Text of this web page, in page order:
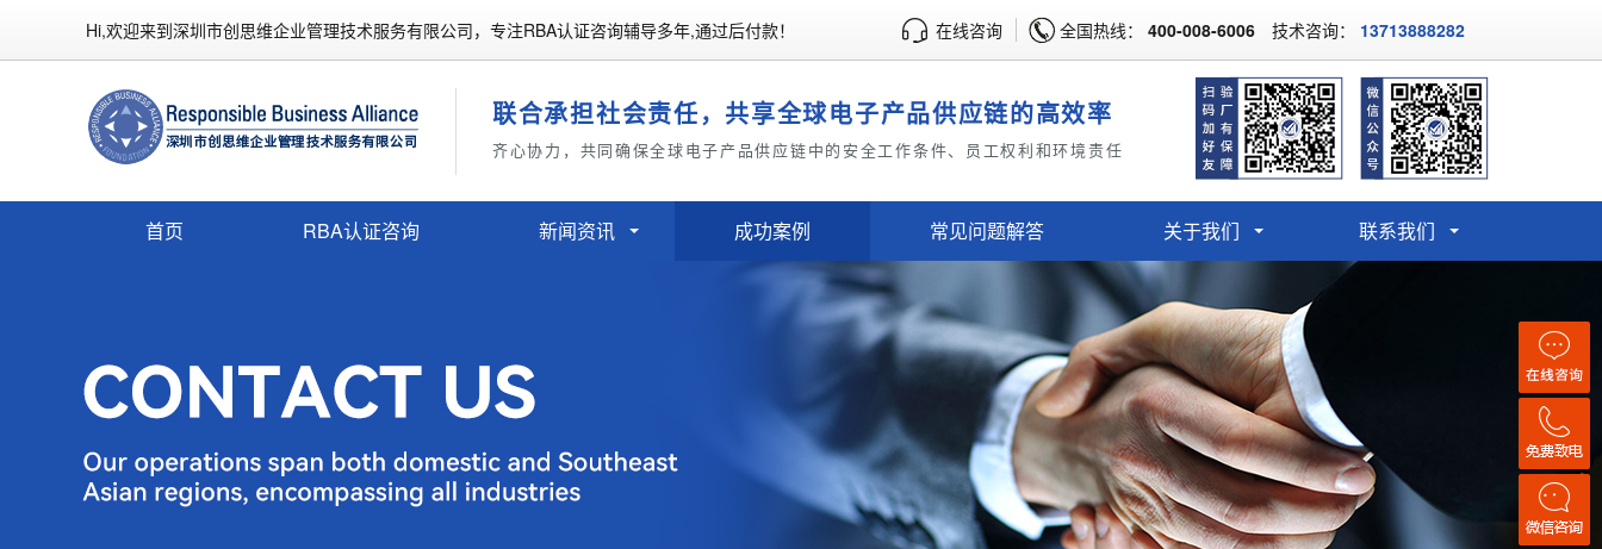
Hi,欢迎来到深圳市创思维企业管理技术服务有限公司，专注RBA认证咨询辅导多年,通过后付款！ 在线咨询 全国热线： 400-008-6006 技术咨询： 13713888282
联合承担社会责任，共享全球电子产品供应链的高效率
齐心协力，共同确保全球电子产品供应链中的安全工作条件、员工权利和环境责任
首页 RBA认证咨询 新闻资讯 成功案例 常见问题解答 关于我们 联系我们